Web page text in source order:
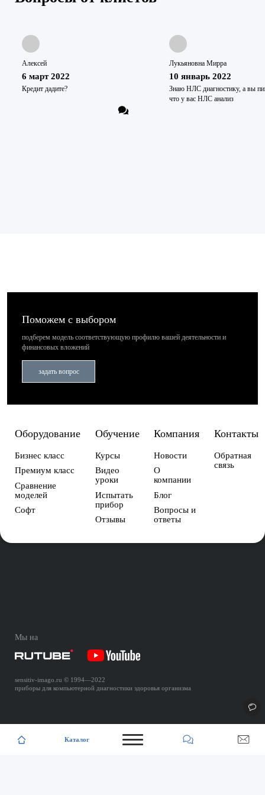
Алексей
6 март 2022
Кредит дадите?
Лукьяновна Мирра
10 январь 2022
Знаю НЛС диагностику, а вы
что у вас НЛС анализ
Поможем с выбором
подберем модель соответствующую профилю вашей деятельностии
финансовых вложений
задать вопрос
Оборудование
Бизнес класс
Премиум класс
Сравнение
моделей
Софт
Обучение
Курсы
Видео
уроки
Испытать
прибор
Отзывы
Компания
Новости
О
компании
Блог
Вопросы и
ответы
Контакты
Обратная
связь
Мы на
sensitiv-imago.ru © 1994—2022
приборы для компьютерной диагностики здоровья организма
Каталог